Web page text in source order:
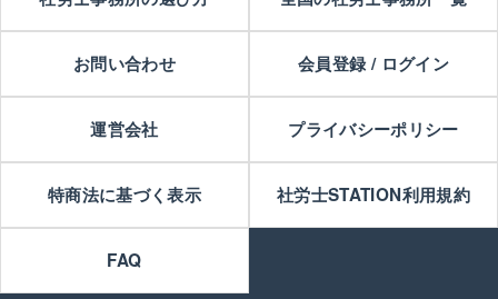
お問い合わせ 会員登録 / ログイン
運営会社 プライバシーポリシー
特商法に基づく表示 社労士STATION利用規約
FAQ